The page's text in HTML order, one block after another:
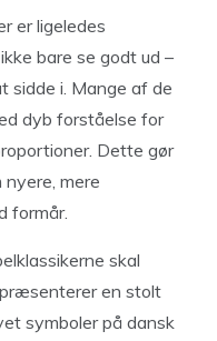
er ligeledes
bare se godt ud –
sidde i. Mange af de
dyb forståelse for
Dette gør
nyere, mere
formår.
skal
en stolt
symboler på dansk